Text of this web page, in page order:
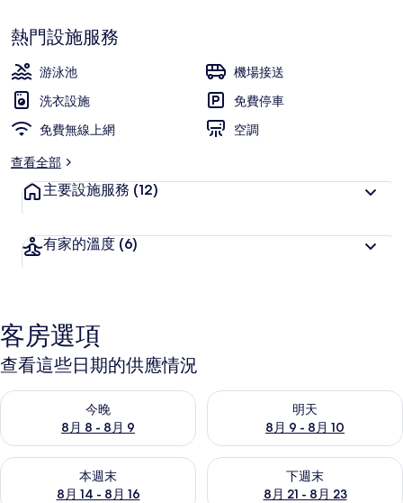
熱門設施服務
游泳池
機場接送
洗衣設施
免費停車
免費無線上網
空調
查看全部
主要設施服務 (12)
有家的溫度 (6)
客房選項
查看這些日期的供應情況
今晚
8月 8 - 8月 9
查看今晚 (8月 8 - 8月 9) 的供應情況
明天
8月 9 - 8月 10
查看明天 (8月 9 - 8月 10) 的供
本週末
8月 14 - 8月 16
查看本週末 (8月 14 - 8月 16) 的供應情況
下週末
8月 21 - 8月 23
查看下週末 (8月 21 - 8月 23)